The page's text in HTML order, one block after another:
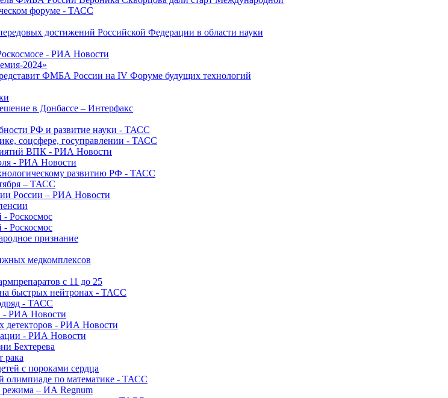
форуме - ТАСС
достижений Российской Федерации в области науки
- РИА Новости
2024»
ФМБА России на IV Форуме будущих технологий
в Донбассе – Интерфакс
РФ и развитие науки - ТАСС
соцсфере, госуправлении - ТАСС
ВПК - РИА Новости
- РИА Новости
развитию РФ - ТАСС
– ТАСС
России – РИА Новости
- Роскосмос
- Роскосмос
признание
медкомплексов
с 11 до 25
на быстрых нейтронах - ТАСС
- ТАСС
- РИА Новости
детекторов - РИА Новости
- РИА Новости
Бехтерева
рака
с пороками сердца
олимпиаде по математике - ТАСС
режима – ИА Regnum